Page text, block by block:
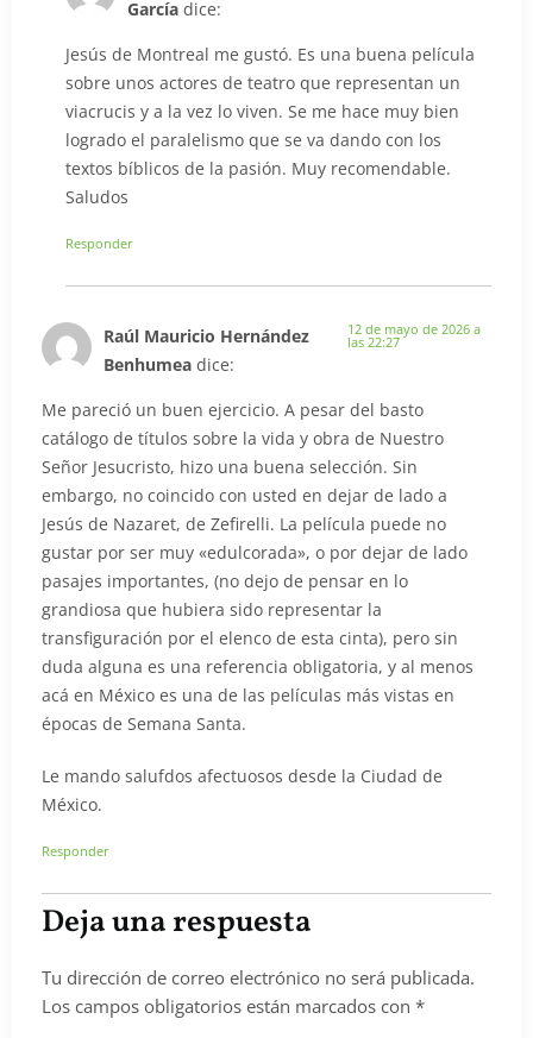
García dice:
Jesús de Montreal me gustó. Es una buena película
sobre unos actores de teatro que representan un
viacrucis y a la vez lo viven. Se me hace muy bien
logrado el paralelismo que se va dando con los
textos bíblicos de la pasión. Muy recomendable.
Saludos
Responder
Raúl Mauricio Hernández
Benhumea dice:
12 de mayo de 2026 a
las 22:27
Me pareció un buen ejercicio. A pesar del basto
catálogo de títulos sobre la vida y obra de Nuestro
Señor Jesucristo, hizo una buena selección. Sin
embargo, no coincido con usted en dejar de lado a
Jesús de Nazaret, de Zefirelli. La película puede no
gustar por ser muy «edulcorada», o por dejar de lado
pasajes importantes, (no dejo de pensar en lo
grandiosa que hubiera sido representar la
transfiguración por el elenco de esta cinta), pero sin
duda alguna es una referencia obligatoria, y al menos
acá en México es una de las películas más vistas en
épocas de Semana Santa.
Le mando salufdos afectuosos desde la Ciudad de
México.
Responder
Deja una respuesta
Tu dirección de correo electrónico no será publicada.
Los campos obligatorios están marcados con *